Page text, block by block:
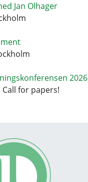
Jan Olhager
2026
for papers!